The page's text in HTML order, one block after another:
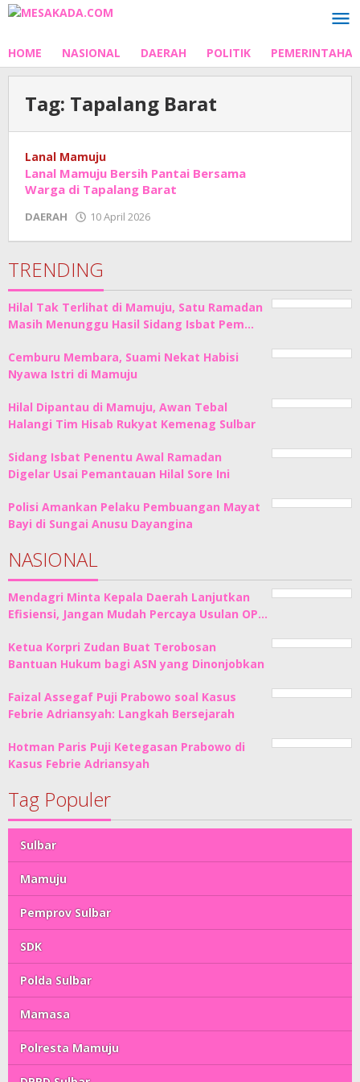
Lewati
HOME NASIONAL DAERAH POLITIK
Tag: Tapalang Barat
Lanal Mamuju
Lanal Mamuju Bersih Pantai Bersama
Warga di Tapalang Barat
DAERAH 10 April 2026
Junaedi
TRENDING
Hilal Tak Terlihat di Mamuju, Satu Ramadan
Masih Menunggu Hasil Sidang Isbat Pem…
Cemburu Membara, Suami Nekat Habisi
Nyawa Istri di Mamuju
Hilal Dipantau di Mamuju, Awan Tebal
Halangi Tim Hisab Rukyat Kemenag Sulbar
Sidang Isbat Penentu Awal Ramadan
Digelar Usai Pemantauan Hilal Sore Ini
Polisi Amankan Pelaku Pembuangan Mayat
Bayi di Sungai Anusu Dayangina
NASIONAL
Mendagri Minta Kepala Daerah Lanjutkan
Efisiensi, Jangan Mudah Percaya Usulan OP…
Ketua Korpri Zudan Buat Terobosan
Bantuan Hukum bagi ASN yang Dinonjobkan
Faizal Assegaf Puji Prabowo soal Kasus
Febrie Adriansyah: Langkah Bersejarah
Hotman Paris Puji Ketegasan Prabowo di
Kasus Febrie Adriansyah
Tag Populer
Sulbar
Mamuju
Pemprov Sulbar
SDK
Polda Sulbar
Mamasa
Polresta Mamuju